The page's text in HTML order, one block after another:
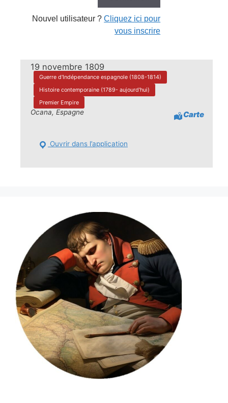
Nouvel utilisateur ?Cliquez ici pour
vous inscrire
19 novembre 1809
Guerre d'Indépendance espagnole (1808-1814)
Histoire contemporaine (1789- aujourd'hui)
Premier Empire
Ocana, Espagne Carte
Ouvrir dans l’application